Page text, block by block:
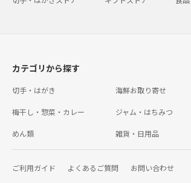
カテゴリから探す
切手・はがき 海鮮お取り寄せ
梅干し・惣菜・カレー ジャム・はちみつ
めん類 雑貨・日用品
ご利用ガイド よくあるご質問 お問い合わせ